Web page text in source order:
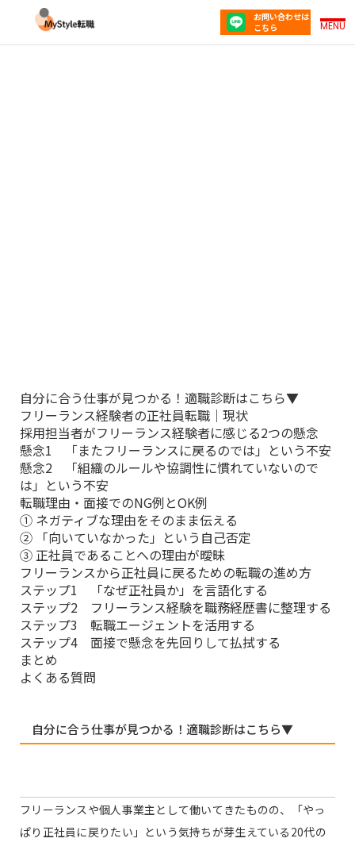
自分に合う仕事が見つかる！適職診断はこちら▼
フリーランス経験者の正社員転職｜現状
採用担当者がフリーランス経験者に感じる2つの懸念
懸念1 「またフリーランスに戻るのでは」という不安
懸念2 「組織のルールや協調性に慣れていないので
は」という不安
転職理由・面接でのNG例とOK例
① ネガティブな理由をそのまま伝える
② 「向いていなかった」という自己否定
③ 正社員であることへの理由が曖昧
フリーランスから正社員に戻るための転職の進め方
ステップ1 「なぜ正社員か」を言語化する
ステップ2 フリーランス経験を職務経歴書に整理する
ステップ3 転職エージェントを活用する
ステップ4 面接で懸念を先回りして払拭する
まとめ
よくある質問
自分に合う仕事が見つかる！適職診断はこちら▼
フリーランスや個人事業主として働いてきたものの、「やっ
ぱり正社員に戻りたい」という気持ちが芽生えている20代の
お問い合わせは
こちら
MENU